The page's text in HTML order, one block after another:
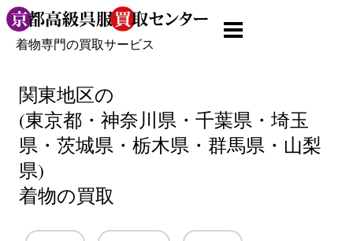
着物専門の買取サービス
関東地区の
(東京都・神奈川県・千葉県・埼玉
県・茨城県・栃木県・群馬県・山梨
県)
着物の買取